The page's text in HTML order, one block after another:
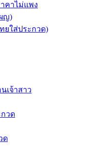
คาไม่แพง
ญ)
ยใส่ประกวด)
เจ้าสาว
วด
ด